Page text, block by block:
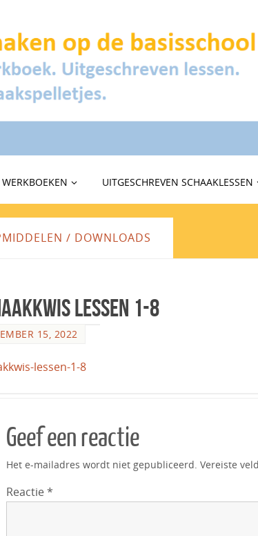
WERKBOEKEN UITGESCHREVEN SCHAAKLESSEN
/ DOWNLOADS
lessen 1-8
15, 2022
lessen-1-8
Geef een reactie
Het e-mailadres wordt niet gepubliceerd. Vereiste
Reactie*